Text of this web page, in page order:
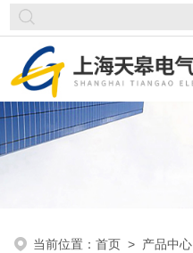
当前位置：首页 > 产品中心